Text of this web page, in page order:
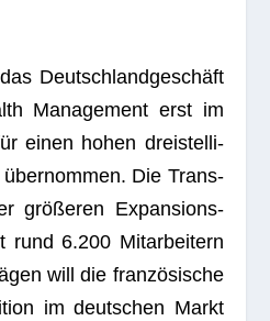
Deutsch­land­ge­schäft
Manage­ment erst im
einen hohen drei­stel­li­
Die Trans­
grö­ße­ren Expan­si­ons­
rund 6.200 Mit­ar­bei­tern
will die fran­zö­si­sche
im deut­schen Markt